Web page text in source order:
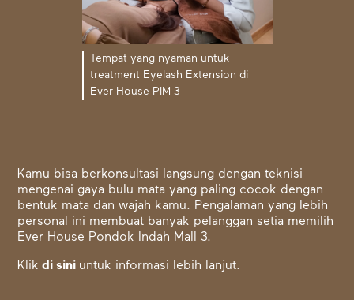
Tempat yang nyaman untuk
treatment Eyelash Extension di
Ever House PIM 3
Kamu bisa berkonsultasi langsung dengan teknisi
mengenai gaya bulu mata yang paling cocok dengan
bentuk mata dan wajah kamu. Pengalaman yang lebih
personal ini membuat banyak pelanggan setia memilih
Ever House Pondok Indah Mall 3.
Klik di sini untuk informasi lebih lanjut.